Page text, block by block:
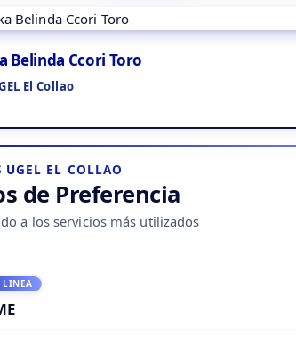
Belinda Ccori Toro
El Collao
UGEL EL COLLAO
de Preferencia
a los servicios más utilizados
LINEA